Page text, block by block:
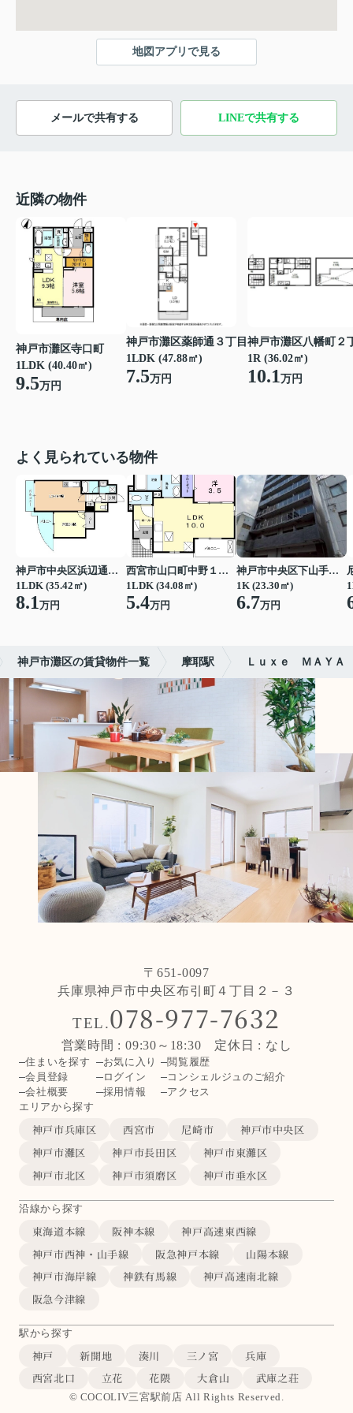
地図アプリで見る
メールで共有する LINEで共有する
近隣の物件
神戸市灘区寺口町
1LDK (40.40㎡)
9.5万円
神戸市灘区薬師通３丁目
1LDK (47.88㎡)
7.5万円
神戸市灘区八幡町２
1R (36.02㎡)
10.1万円
よく見られている物件
神戸市中央区浜辺通３丁目
1LDK (35.42㎡)
8.1万円
西宮市山口町中野１丁目
1LDK (34.08㎡)
5.4万円
神戸市中央区下山手通７丁目
1K (23.30㎡)
6.7万円
神戸市灘区の賃貸物件一覧 摩耶駅 Ｌｕｘｅ ＭＡＹＡ
〒651-0097
兵庫県神戸市中央区布引町４丁目２－３
TEL.078-977-7632
営業時間 : 09:30～18:30 定休日 : なし
住まいを探す お気に入り
閲覧履歴
会員登録
ログイン
コンシェルジュのご紹介
会社概要
採用情報
アクセス
エリアから探す
神戸市兵庫区 西宮市 尼崎市
神戸市中央区
神戸市灘区
神戸市長田区
神戸市東灘区
神戸市北区
神戸市須磨区 神戸市垂水区
沿線から探す
東海道本線 阪神本線
神戸高速東西線
神戸市西神・山手線
阪急神戸本線
山陽本線
神戸市海岸線
神鉄有馬線
神戸高速南北線
阪急今津線
駅から探す
神戸 新開地 湊川 三ノ宮
兵庫
西宮北口
立花 花隈 大倉山 武庫之荘
© COCOLIV三宮駅前店 All Rights Reserved.